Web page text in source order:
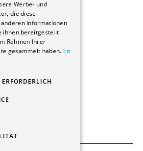
und Geschäfte
Werbe- und
die diese
Informationen
ihnen bereitgestellt
Rahmen Ihrer
gesammelt haben. En